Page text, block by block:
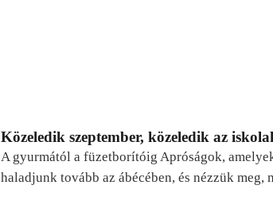
Közeledik szeptember, közeledik az
A gyurmától a füzetborítóig Apróságok,
haladjunk tovább az ábécében, és nézzük